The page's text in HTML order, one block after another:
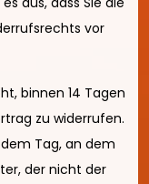
vor
binnen 14 Tagen
zu widerrufen.
Tag, an dem
der nicht der